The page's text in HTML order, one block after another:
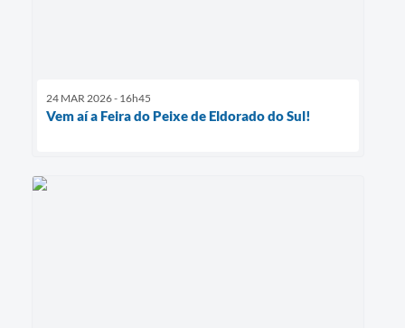
24 MAR 2026 - 16h45
Vem aí a Feira do Peixe de Eldorado do Sul!